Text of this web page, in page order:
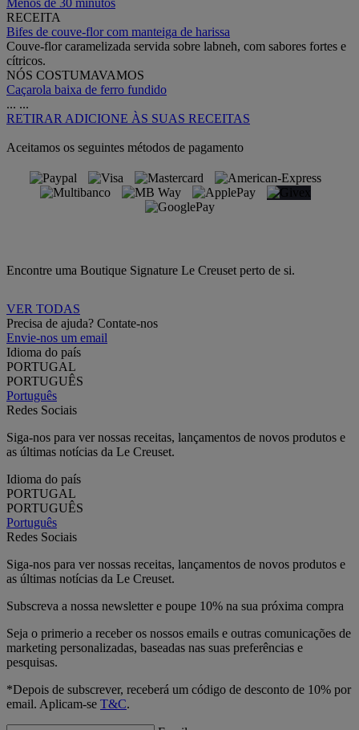
Menos de 30 minutos
RECEITA
Bifes de couve-flor com manteiga de harissa
Couve-flor caramelizada servida sobre labneh, com sabores fortes e
cítricos.
NÓS COSTUMAVAMOS
Caçarola baixa de ferro fundido
... ...
RETIRAR ADICIONE ÀS SUAS RECEITAS
Aceitamos os seguintes métodos de pagamento
Encontre uma Boutique Signature Le Creuset perto de si.
VER TODAS
Precisa de ajuda? Contate-nos
Envie-nos um email
Idioma do país
PORTUGAL
PORTUGUÊS
Português
Redes Sociais
Siga-nos para ver nossas receitas, lançamentos de novos produtos e
as últimas notícias da Le Creuset.
Idioma do país
PORTUGAL
PORTUGUÊS
Português
Redes Sociais
Siga-nos para ver nossas receitas, lançamentos de novos produtos e
as últimas notícias da Le Creuset.
Subscreva a nossa newsletter e poupe 10% na sua próxima compra
Seja o primerio a receber os nossos emails e outras comunicações de
marketing personalizadas, baseadas nas suas preferências e
pesquisas.
*Depois de subscrever, receberá um código de desconto de 10% por
email. Aplicam-se T&C.